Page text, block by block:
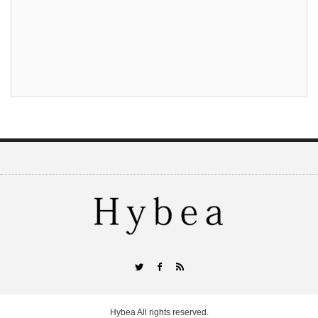
TwitterFacebook
Hybea All rights reserved.